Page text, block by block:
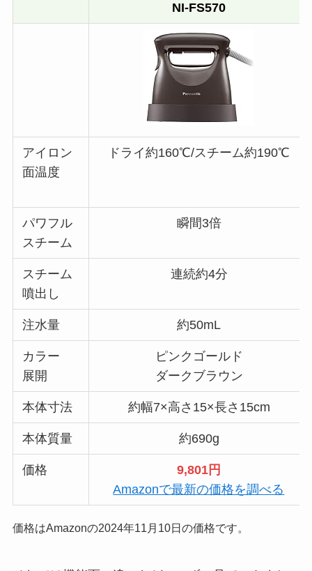
NI-FS570
アイロン
面温度
ドライ約160℃/スチーム約190℃
パワフル
スチーム
瞬間3倍
スチーム
噴出し
連続約4分
注水量 約50mL
カラー
展開
ピンクゴールド
ダークブラウン
本体寸法 約幅7×高さ15×長さ15cm
本体質量 約690g
価格 9,801 円
Amazonで最新の価格を調べる
価格はAmazonの2024年11月10日の価格です。